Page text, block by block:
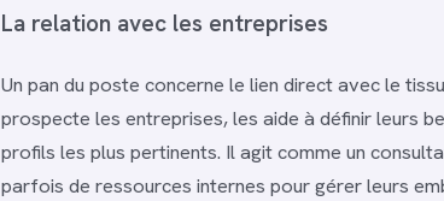
La relation avec les entreprises
Un pan du poste concerne le lien direct avec le
prospecte les entreprises, les aide à définir leurs
profils les plus pertinents. Il agit comme un
parfois de ressources internes pour gérer leurs